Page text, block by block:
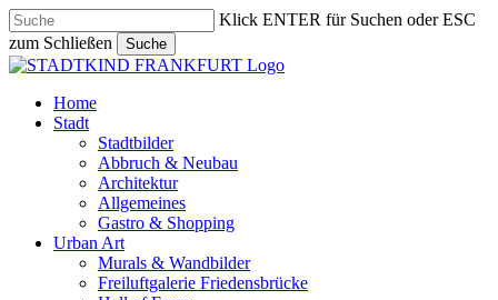
Skip
to
main
content
Klick ENTER für Suchen oder ESC
zum Schließen
Suche
Close
search
Menu
Home
Stadt
Stadtbilder
Abbruch & Neubau
Architektur
Allgemeines
Gastro & Shopping
Urban Art
Murals & Wandbilder
Freiluftgalerie Friedensbrücke